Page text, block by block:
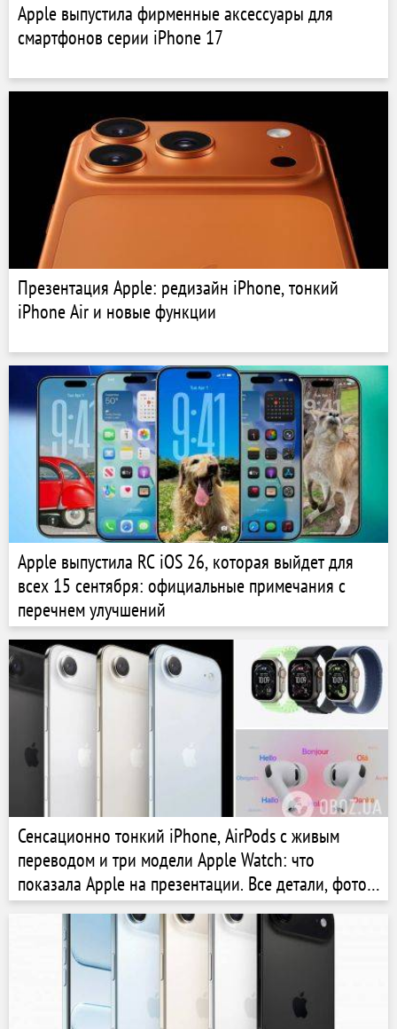
Apple выпустила фирменные аксессуары для
смартфонов серии iPhone 17
Презентация Apple: редизайн iPhone, тонкий
iPhone Air и новые функции
Apple выпустила RC iOS 26, которая выйдет для
всех 15 сентября: официальные примечания с
перечнем улучшений
Сенсационно тонкий iPhone, AirPods с живым
переводом и три модели Apple Watch: что
показала Apple на презентации. Все детали, фото
и видео